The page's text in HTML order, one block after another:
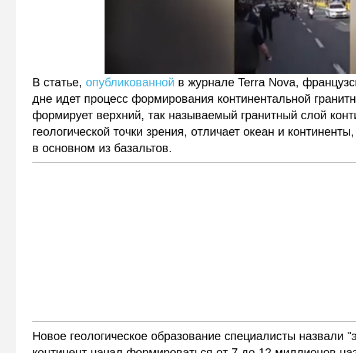
В статье,опубликованной в журнале Terra Nova,
дне идет процесс формирования континентальной
формирует верхний, так называемый гранитный слой
геологической точки зрения, отличает океан и
в основном из базальтов.
Новое геологическое образование специалисты